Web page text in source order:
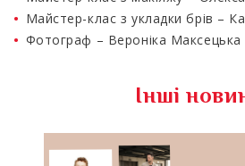
Майстер-клас з укладки брів –
Фотограф – Вероніка Максецька
Інші